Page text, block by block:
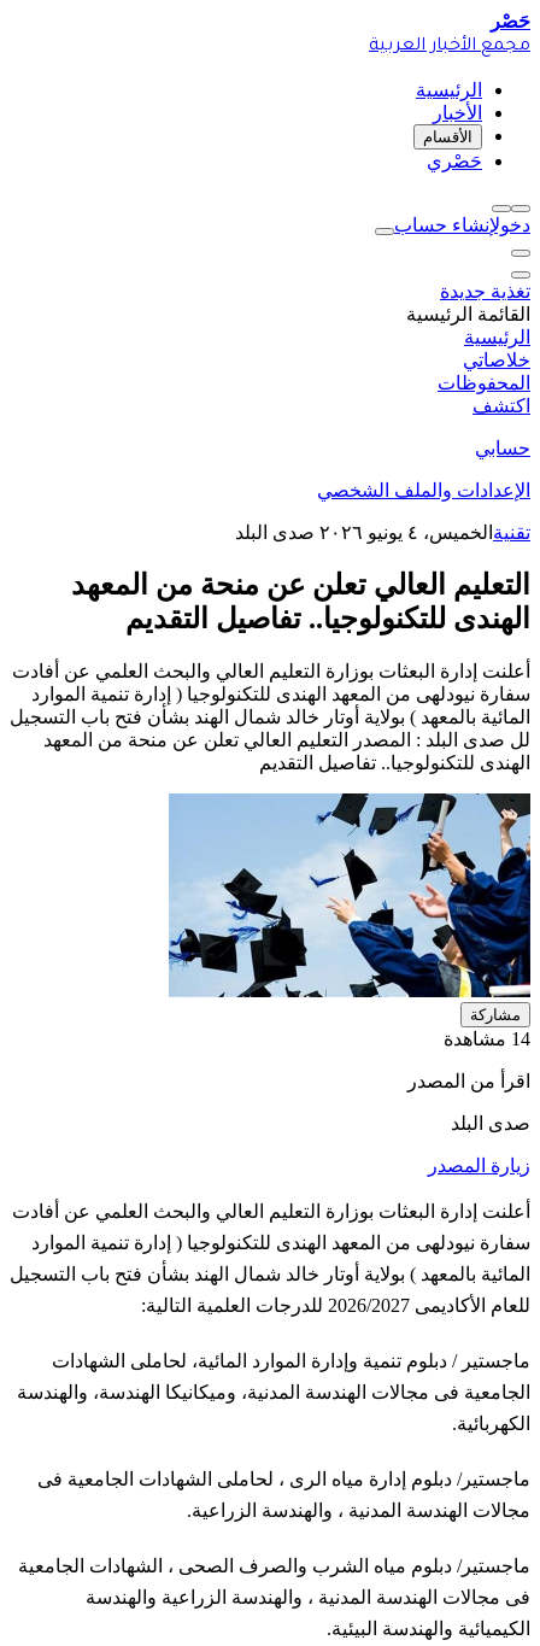
حَصْر
مجمع الأخبار العربية
الرئيسية
الأخبار
الأقسام
حَصْري
دخولإنشاء حساب
تغذية جديدة
القائمة الرئيسية
الرئيسية
خلاصاتي
المحفوظات
اكتشف
حسابي
الإعدادات والملف الشخصي
تقنية الخميس، ٤ يونيو ٢٠٢٦ صدى البلد
التعليم العالي تعلن عن منحة من المعهد
الهندى للتكنولوجيا.. تفاصيل التقديم
أعلنت إدارة البعثات بوزارة التعليم العالي والبحث العلمي عن أفادت
سفارة نيودلهى من المعهد الهندى للتكنولوجيا ( إدارة تنمية الموارد
المائية بالمعهد ) بولاية أوتار خالد شمال الهند بشأن فتح باب التسجيل
لل صدى البلد : المصدر التعليم العالي تعلن عن منحة من المعهد
الهندى للتكنولوجيا.. تفاصيل التقديم
مشاركة
14 مشاهدة
اقرأ من المصدر
صدى البلد
زيارة المصدر
أعلنت إدارة البعثات بوزارة التعليم العالي والبحث العلمي عن أفادت
سفارة نيودلهى من المعهد الهندى للتكنولوجيا ( إدارة تنمية الموارد
المائية بالمعهد ) بولاية أوتار خالد شمال الهند بشأن فتح باب التسجيل
للعام الأكاديمى 2026/2027 للدرجات العلمية التالية:
ماجستير / دبلوم تنمية وإدارة الموارد المائية، لحاملى الشهادات
الجامعية فى مجالات الهندسة المدنية، وميكانيكا الهندسة، والهندسة
الكهربائية.
ماجستير/ دبلوم إدارة مياه الرى ، لحاملى الشهادات الجامعية فى
مجالات الهندسة المدنية ، والهندسة الزراعية.
ماجستير/ دبلوم مياه الشرب والصرف الصحى ، الشهادات الجامعية
فى مجالات الهندسة المدنية ، والهندسة الزراعية والهندسة
الكيميائية والهندسة البيئية.